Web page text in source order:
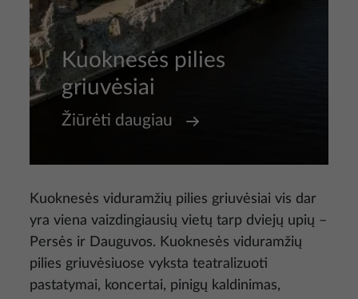
Kuoknesės pilies
griuvėsiai
Žiūrėti daugiau
Kuoknesės viduramžių pilies griuvėsiai vis dar
yra viena vaizdingiausių vietų tarp dviejų upių –
Persės ir Dauguvos. Kuoknesės viduramžių
pilies griuvėsiuose vyksta teatralizuoti
pastatymai, koncertai, pinigų kaldinimas,